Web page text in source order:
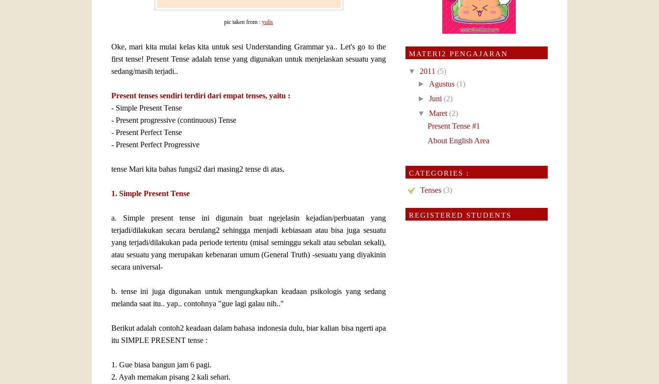
pic taken from : yulis
Oke, mari kita mulai kelas kita untuk sesi Understanding Grammar ya.. Let's go to the
first tense! Present Tense adalah tense yang digunakan untuk menjelaskan sesuatu yang
sedang/masih terjadi..
Present tenses sendiri terdiri dari empat tenses, yaitu :
- Simple Present Tense
- Present progressive (continuous) Tense
- Present Perfect Tense
- Present Perfect Progressive
tense Mari kita bahas fungsi2 dari masing2 tense di atas,
1. Simple Present Tense
a. Simple present tense ini digunain buat ngejelasin kejadian/perbuatan yang
terjadi/dilakukan secara berulang2 sehingga menjadi kebiasaan atau bisa juga sesuatu
yang terjadi/dilakukan pada periode tertentu (misal seminggu sekali atau sebulan sekali),
atau sesuatu yang merupakan kebenaran umum (General Truth) -sesuatu yang diyakinin
secara universal-
b. tense ini juga digunakan untuk mengungkapkan keadaan psikologis yang sedang
melanda saat itu.. yap.. contohnya "gue lagi galau nih.."
Berikut adalah contoh2 keadaan dalam bahasa indonesia dulu, biar kalian bisa ngerti apa
itu SIMPLE PRESENT tense :
1. Gue biasa bangun jam 6 pagi.
2. Ayah memakan pisang 2 kali sehari.
MATERI2 PENGAJARAN
▼ 2011 (5)
► Agustus(1)
►Juni(2)
▼Maret(2)
Present Tense #1
About English Area
CATEGORIES :
Tenses (3)
REGISTERED STUDENTS